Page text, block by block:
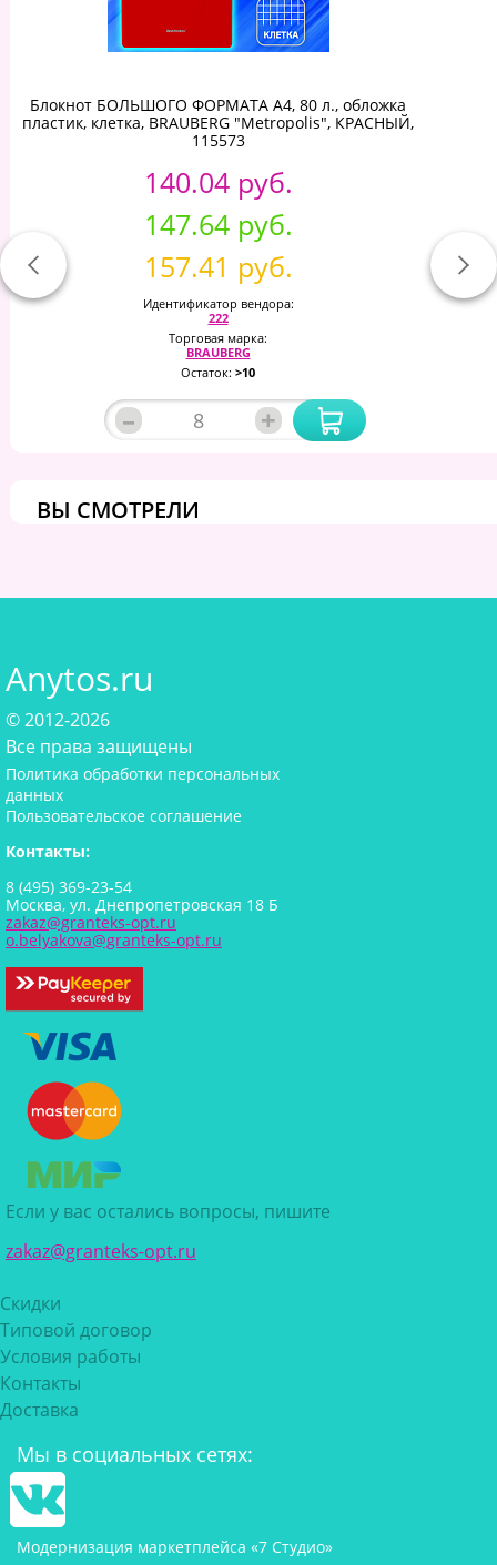
Блокнот БОЛЬШОГО ФОРМАТА А4, 80 л., обложка
пластик, клетка, BRAUBERG "Metropolis", КРАСНЫЙ,
115573
140.04 руб.
147.64 руб.
157.41 руб.
Идентификатор вендора:
222
Торговая марка:
BRAUBERG
Остаток: >10
– +
ВЫ СМОТРЕЛИ
Anytos.ru
© 2012-2026
Все права защищены
Политика обработки персональных
данных
Пользовательское соглашение
Контакты:
8 (495) 369-23-54
Москва, ул. Днепропетровская 18 Б
zakaz@granteks-opt.ru
o.belyakova@granteks-opt.ru
Если у вас остались вопросы, пишите
zakaz@granteks-opt.ru
Скидки
Типовой договор
Условия работы
Контакты
Доставка
Мы в социальных сетях:
Модернизация маркетплейса «7 Студио»